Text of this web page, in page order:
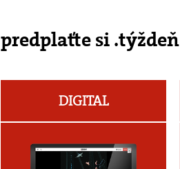
predplaťte si .týždeň
DIGITAL